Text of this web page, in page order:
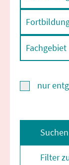
Fachgebiet
nur
Suchen
Filter